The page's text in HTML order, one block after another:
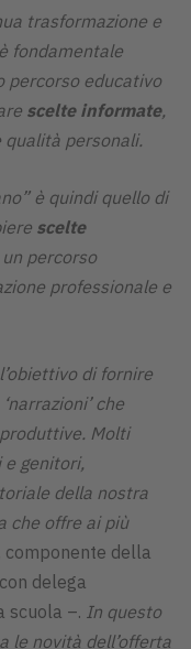
trasformazione e
fondamentale
percorso educativo
scelte informate,
personali.
è quindi quello di
scelte
percorso
professionale e
di fornire
che
Molti
e genitori,
della nostra
che offre ai più
, componente della
con delega
scuola –. In questo
le novità dell’offerta